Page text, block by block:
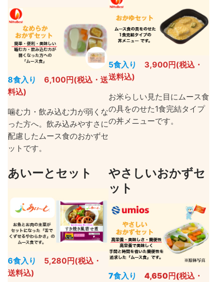
8食入り
6,100円(税込・送
料込)
噛む力・飲み込む力が弱くな
った方へ。飲み込みやすさに
配慮したムース食のおかずセ
ットです。
5食入り
3,900円(税込・
送料込)
お米らしい見た目にムース食
の具をのせた1食完結タイプ
の丼メニューです。
あいーとセット
6食入り
5,280円(税込・
送料込)
やさしいおかずセ
ット
7食入り
4,650円(税込・